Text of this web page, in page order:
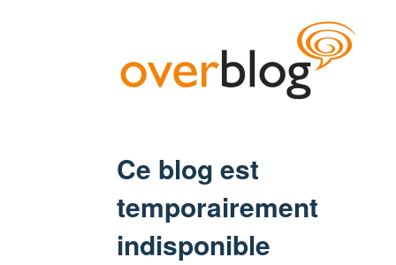
Ce blog est
temporairement
indisponible